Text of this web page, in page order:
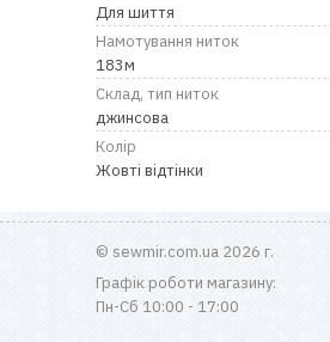
Для шиття
Намотування ниток
183м
Склад, тип ниток
джинсова
Колір
Жовті відтінки
© sewmir.com.ua 2026 г.
Графік роботи магазину:
Пн-Сб 10:00 - 17:00